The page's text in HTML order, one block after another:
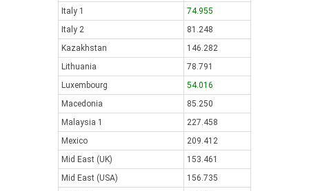
Italy 1
74.955
Italy 2
81.248
Kazakhstan
146.282
Lithuania
78.791
Luxembourg
54.016
Macedonia
85.250
Malaysia 1
227.458
Mexico
209.412
Mid East (UK)
153.461
Mid East (USA)
156.735